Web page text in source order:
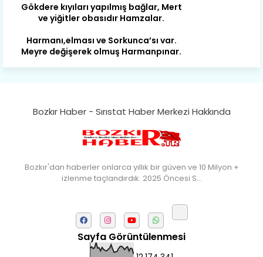
Harmanı,elması ve Sorkunca’sı var.
Büyük yerdir, mahalleleri Aydınlık, Tarih
Çarşamba’nın koynunda tarih çok
yorgun. Şehit Berâtlı, halkı yiğit genç
Sorkun.
Perşembe de yaşlılardan aldım öğüt,
Mazimdeki ismi şanla taşır Söğüt.
Hocaköy’dür eski adı can Üçpınar.
Ortaoluk çeşmenden su içen kanar,
Bozkır’a yakın şirin köy Akçapınar.
Bozkır Haber - Sırıstat Haber Merkezi Hakkında
Bozkır'dan haberler onlarca yıllık bir güven ve 10 Milyon +
izlenme taçlandırdık. 2025 Öncesi S…
Sayfa Görüntülenmesi